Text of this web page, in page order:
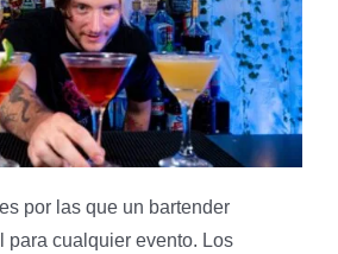
por las que un bartender
para cualquier evento. Los